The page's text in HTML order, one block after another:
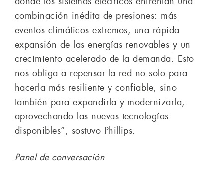
combinación inédita de presiones: más
eventos climáticos extremos, una rápida
expansión de las energías renovables y un
crecimiento acelerado de la demanda. Esto
nos obliga a repensar la red no solo para
hacerla más resiliente y confiable, sino
también para expandirla y modernizarla,
aprovechando las nuevas tecnologías
disponibles”, sostuvo Phillips.
Panel de conversación